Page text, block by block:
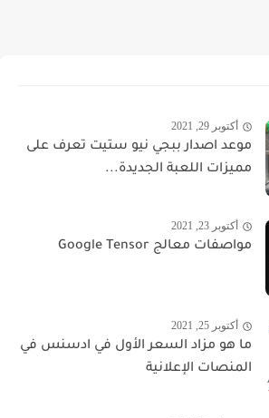
أكتوبر 29, 2021
موعد اصدار ببجي نيو ستيت تعرف على
مميزات اللعبة الجديدة...
أكتوبر 23, 2021
مواصفات معالج Google Tensor
أكتوبر 25, 2021
ما هو مزاد السعر الأول في ادسنس في
المنصات الإعلانية